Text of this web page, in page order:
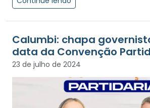
Calumbi: chapa
data da Convenção
23 de julho de 2024